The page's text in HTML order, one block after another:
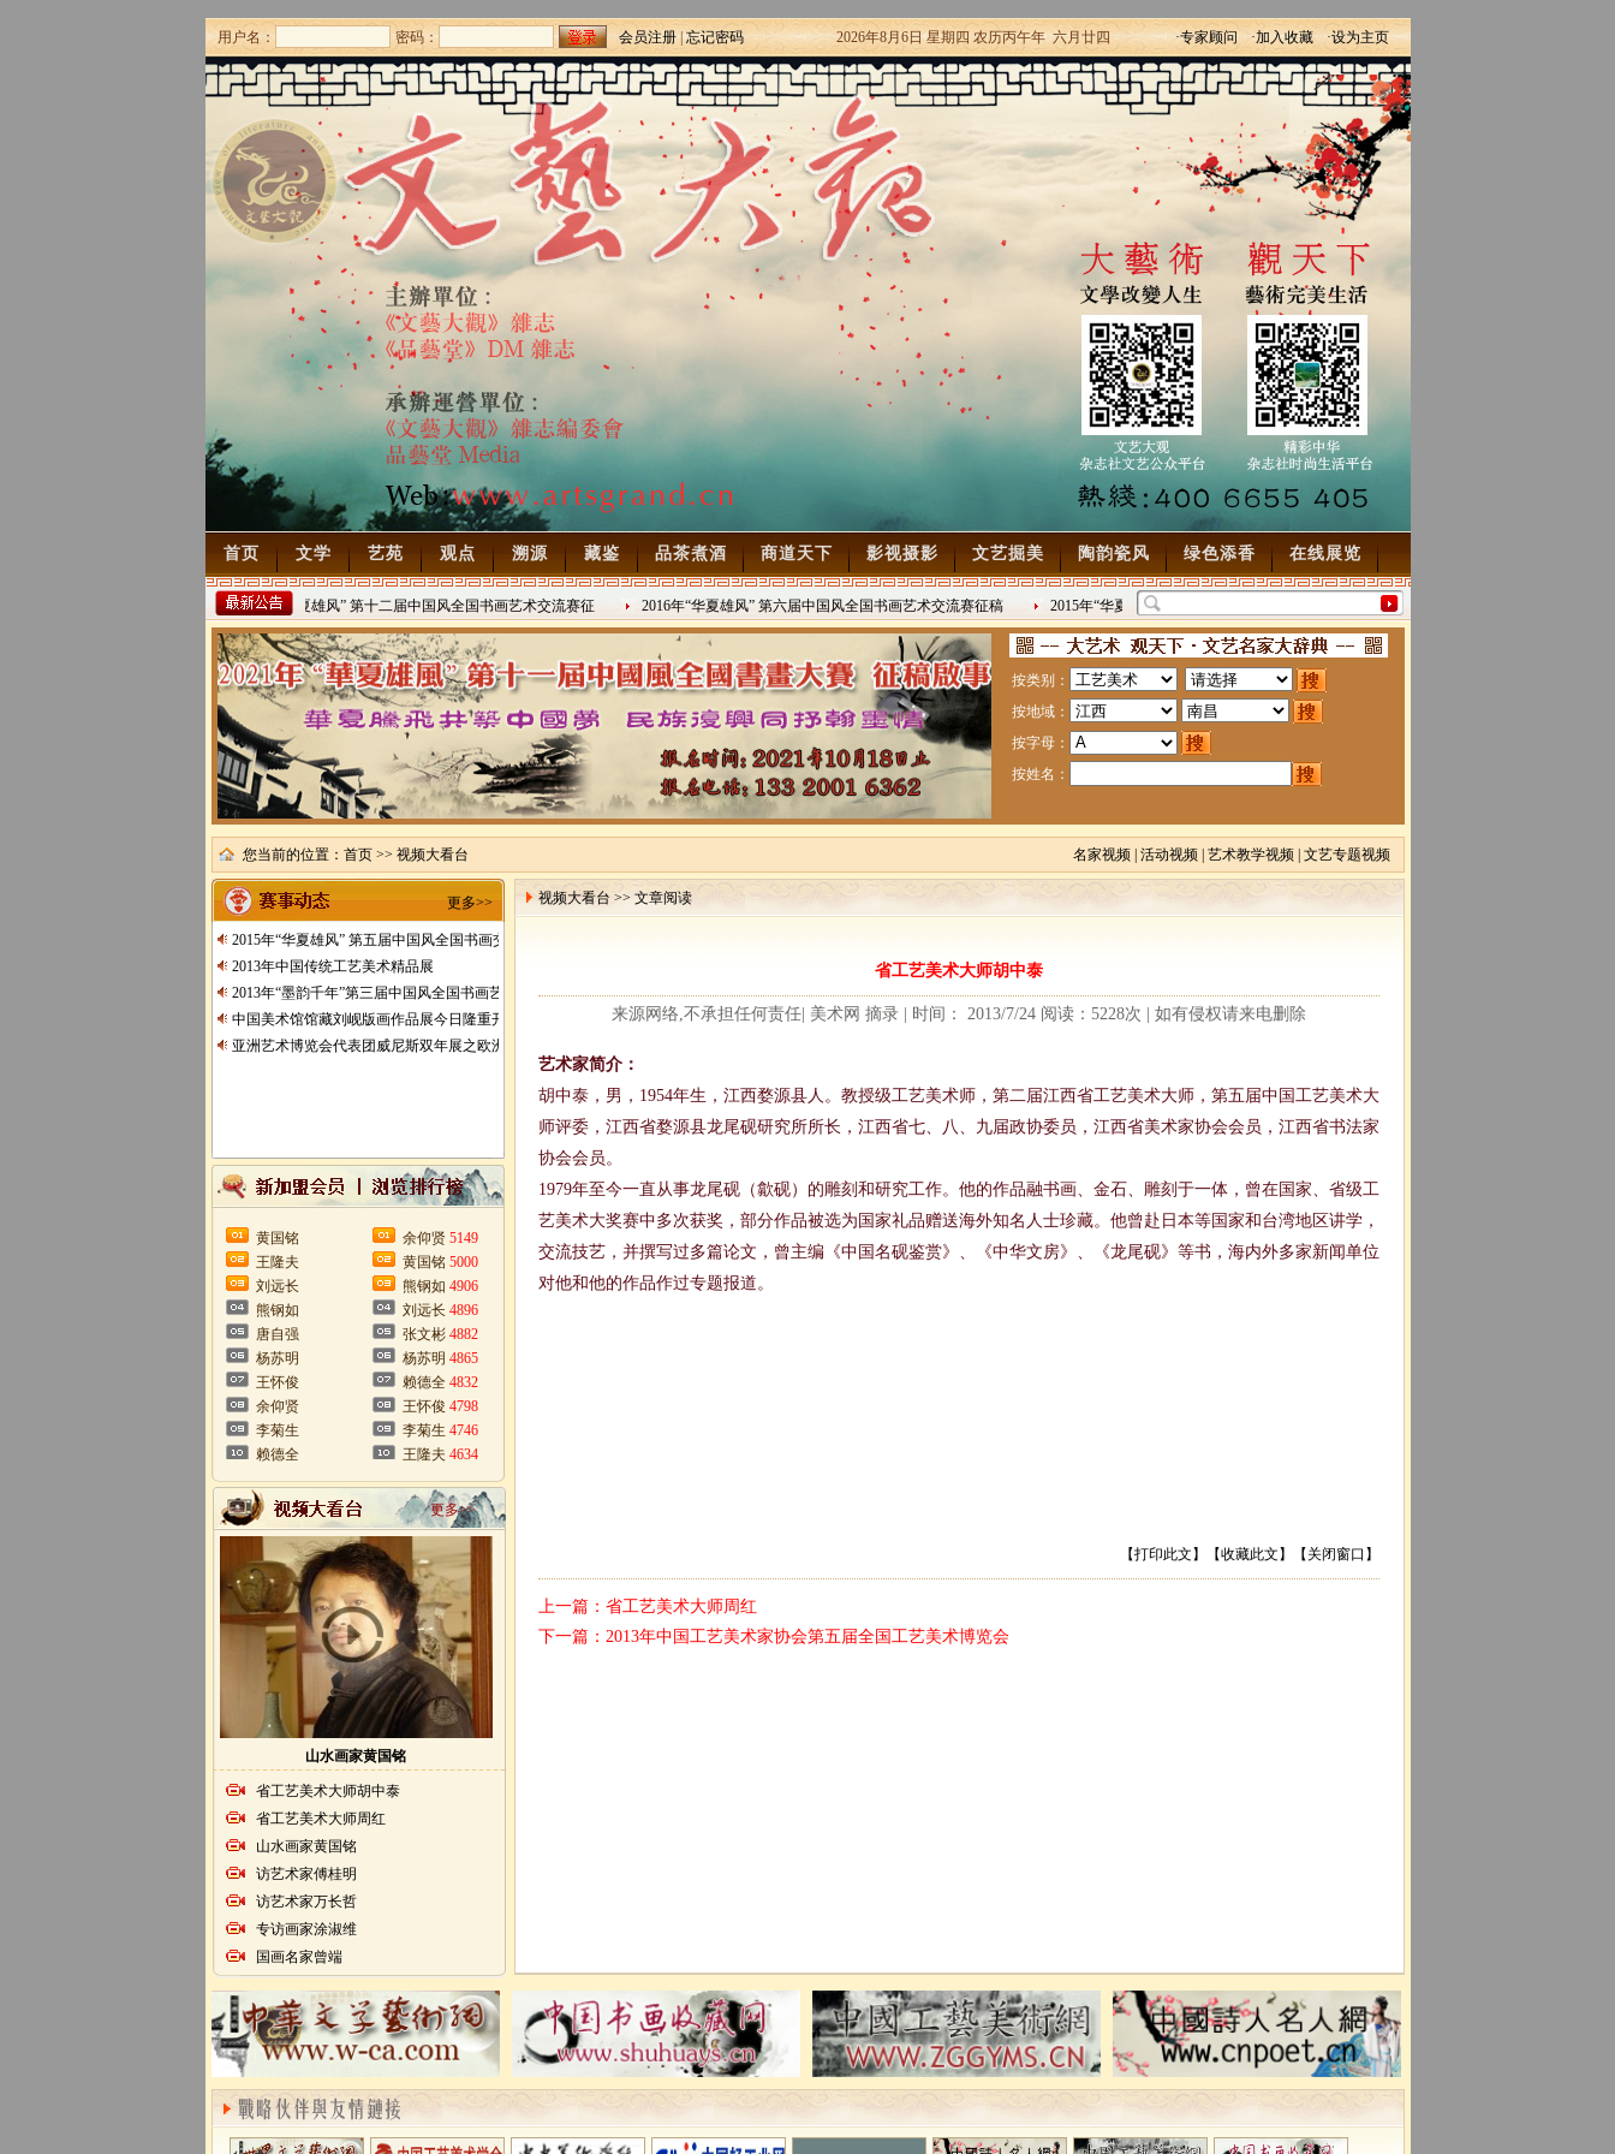
用户名： 密码： 会员注册|忘记密码 2026年8月6日 星期四 农历丙午年 六月廿四 ·专家顾问 ·加入收藏 ·设为主页
首页 文学 艺苑 观点 溯源 藏鉴 品茶煮酒 商道天下 影视摄影 文艺掘美 陶韵瓷风 绿色添香 在线展览
2022年“华夏雄风” 第十二届中国风全国书画艺术交流赛征
稿2021/8/15
2016年“华夏雄风” 第六届中国风全国书画艺术交流赛征稿
2016/8/27
2015年“华夏雄风” 第五届中国风全国书画交流赛暨纪念抗
日战争胜利70周年书画展7月28日起征稿2015/7/28
按类别：
按地域：
按字母：
按姓名：
您当前的位置： 首页>> 视频大看台 名家视频| 活动视频| 艺术教学视频| 文艺专题视频
更多>>
2015年“华夏雄风” 第五届中国风全国书画交流赛暨纪念抗日战争胜利70周年书画展7月28日起征稿
2013年中国传统工艺美术精品展
2013年“墨韵千年”第三届中国风全国书画艺术交流赛征稿
中国美术馆馆藏刘岘版画作品展今日隆重开展
亚洲艺术博览会代表团威尼斯双年展之欧洲行
黄国铭
王隆夫
刘远长
熊钢如
唐自强
杨苏明
王怀俊
余仰贤
李菊生
赖德全
余仰贤 5149
黄国铭 5000
熊钢如 4906
刘远长 4896
张文彬 4882
杨苏明 4865
赖德全 4832
王怀俊 4798
李菊生 4746
王隆夫 4634
更多>>
山水画家黄国铭
省工艺美术大师胡中泰
省工艺美术大师周红
山水画家黄国铭
访艺术家傅桂明
访艺术家万长哲
专访画家涂淑维
国画名家曾端
视频大看台 >> 文章阅读
省工艺美术大师胡中泰
来源网络,不承担任何责任| 美术网 摘录 | 时间： 2013/7/24 阅读：5228次 | 如有侵权请来电删除
艺术家简介：
胡中泰，男，1954年生，江西婺源县人。教授级工艺美术师，第二届江西省工艺美术大师，第五届中国工艺美术大
师评委，江西省婺源县龙尾砚研究所所长，江西省七、八、九届政协委员，江西省美术家协会会员，江西省书法家
协会会员。
1979年至今一直从事龙尾砚（歙砚）的雕刻和研究工作。他的作品融书画、金石、雕刻于一体，曾在国家、省级工
艺美术大奖赛中多次获奖，部分作品被选为国家礼品赠送海外知名人士珍藏。他曾赴日本等国家和台湾地区讲学，
交流技艺，并撰写过多篇论文，曾主编《中国名砚鉴赏》、《中华文房》、《龙尾砚》等书，海内外多家新闻单位
对他和他的作品作过专题报道。
【打印此文 】【收藏此文 】【 关闭窗口 】
上一篇： 省工艺美术大师周红
下一篇： 2013年中国工艺美术家协会第五届全国工艺美术博览会